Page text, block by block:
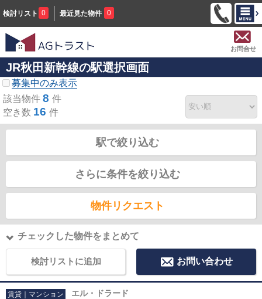
検討リスト 0 最近見た物件 0
お問合せ
JR秋田新幹線の駅選択画面
募集中のみ表示
該当物件 8 件
空き数 16 件
駅で絞り込む
さらに条件を絞り込む
物件リクエスト
チェックした物件をまとめて
検討リストに追加 お問い合わせ
賃貸｜マンション エル・ドラード